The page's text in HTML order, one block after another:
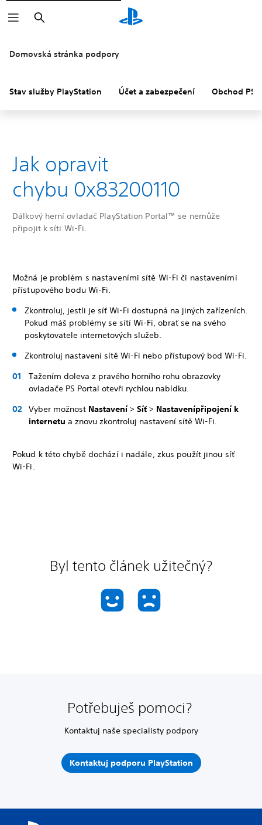
Vyhledat
Domovská stránka podpory
Stav služby PlayStation Účet a zabezpečení Obchod PS
Jak opravit
chybu 0x83200110
Dálkový herní ovladač PlayStation Portal™ se nemůže
připojit k síti Wi-Fi.
Možná je problém s nastaveními sítě Wi-Fi či nastaveními
přístupového bodu Wi-Fi.
Zkontroluj, jestli je síť Wi-Fi dostupná na jiných zařízeních.
Pokud máš problémy se sítí Wi-Fi, obrať se na svého
poskytovatele internetových služeb.
Zkontroluj nastavení sítě Wi-Fi nebo přístupový bod Wi-Fi.
Tažením doleva z pravého horního rohu obrazovky
ovladače PS Portal otevři rychlou nabídku.
Vyber možnost Nastavení> Síť> Nastavenípřipojení k
internetu a znovu zkontroluj nastavení sítě Wi-Fi.
Pokud k této chybě dochází i nadále, zkus použít jinou síť
Wi-Fi.
Byl tento článek užitečný?
Potřebuješ pomoci?
Kontaktuj naše specialisty podpory
Kontaktuj podporu PlayStation